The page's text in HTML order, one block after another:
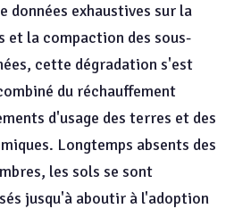
données exhaustives sur la
et la compaction des sous-
cette dégradation s'est
du réchauffement
d'usage des terres et des
Longtemps absents des
les sols se sont
jusqu'à aboutir à l'adoption